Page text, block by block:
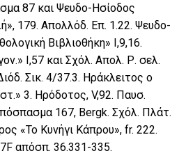
87 και Ψευδο-Ησίοδος
179. Απολλόδ. Επ. 1.22. Ψευδο-
Βιβλιοθήκη» Ι,9,16.
I,57 και Σχόλ. Απολ. Ρ. σελ.
Σικ. 4/37.3. Ηράκλειτος ο
3. Ηρόδοτος, V,92. Παυσ.
167, Bergk. Σχόλ. Πλάτ.
«Το Κυνήγι Κάπρου», fr. 222.
απόσπ. 36.331-335.